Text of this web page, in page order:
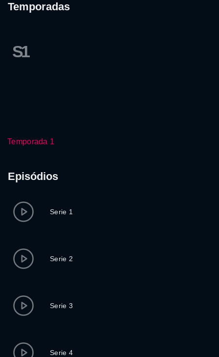
Temporadas
S1
Temporada 1
Episódios
Serie 1
Serie 2
Serie 3
Serie 4